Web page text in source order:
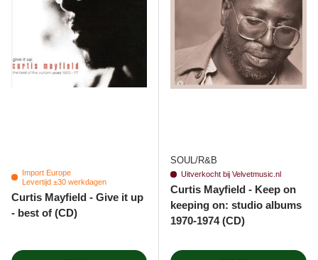
Import Europe
Levertijd ±30 werkdagen
Curtis Mayfield - Give it up
- best of (CD)
SOUL/R&B
Uitverkocht bij Velvetmusic.nl
Curtis Mayfield - Keep on
keeping on: studio albums
1970-1974 (CD)